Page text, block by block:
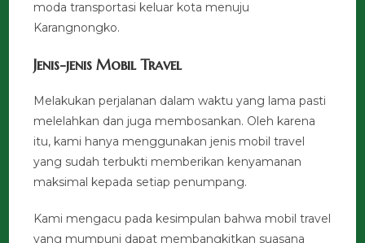
moda transportasi keluar kota menuju
Karangnongko.
Jenis-jenis Mobil Travel
Melakukan perjalanan dalam waktu yang lama pasti
melelahkan dan juga membosankan. Oleh karena
itu, kami hanya menggunakan jenis mobil travel
yang sudah terbukti memberikan kenyamanan
maksimal kepada setiap penumpang.
Kami mengacu pada kesimpulan bahwa mobil travel
yang mumpuni dapat membangkitkan suasana